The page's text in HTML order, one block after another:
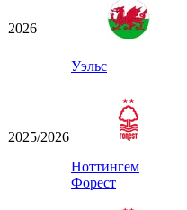
2026
Уэльс
2025/2026
Ноттингем
Форест